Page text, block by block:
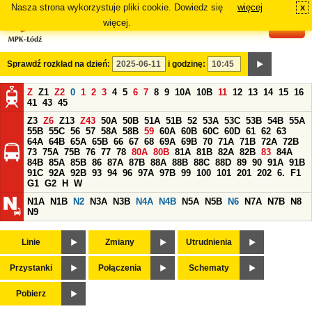
Nasza strona wykorzystuje pliki cookie. Dowiedz się
więcej.
więcej x
Sprawdź rozkład na dzień: i godzinę:
Z Z1 Z2 0 1 2 3 4 5 6 7 8 9 10A 10B 11 12 13 14 15 16
41 43 45
Z3 Z6 Z13 Z43 50A 50B 51A 51B 52 53A 53C 53B 54B 55A
55B 55C 56 57 58A 58B 59 60A 60B 60C 60D 61 62 63
64A 64B 65A 65B 66 67 68 69A 69B 70 71A 71B 72A 72B
73 75A 75B 76 77 78 80A 80B 81A 81B 82A 82B 83 84A
84B 85A 85B 86 87A 87B 88A 88B 88C 88D 89 90 91A 91B
91C 92A 92B 93 94 96 97A 97B 99 100 101 201 202 6.
F1
G1 G2 H
W
N1A
N1B N2 N3A N3B N4A N4B N5A N5B N6 N7A N7B
N8
N9
Linie Zmiany Utrudnienia
Przystanki Połączenia Schematy
Pobierz